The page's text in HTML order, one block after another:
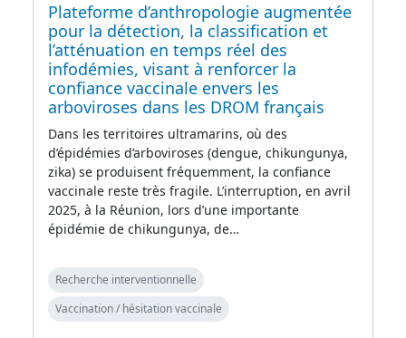
Plateforme d’anthropologie augmentée
pour la détection, la classification et
l’atténuation en temps réel des
infodémies, visant à renforcer la
confiance vaccinale envers les
arboviroses dans les DROM français
Dans les territoires ultramarins, où des
d’épidémies d’arboviroses (dengue, chikungunya,
zika) se produisent fréquemment, la confiance
vaccinale reste très fragile. L’interruption, en avril
2025, à la Réunion, lors d’une importante
épidémie de chikungunya, de…
Recherche interventionnelle
Vaccination / hésitation vaccinale